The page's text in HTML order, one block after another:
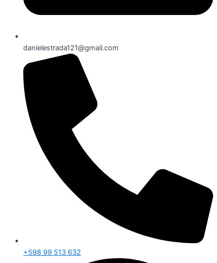
danielestrada121@gmail.com
+598 99 513 632